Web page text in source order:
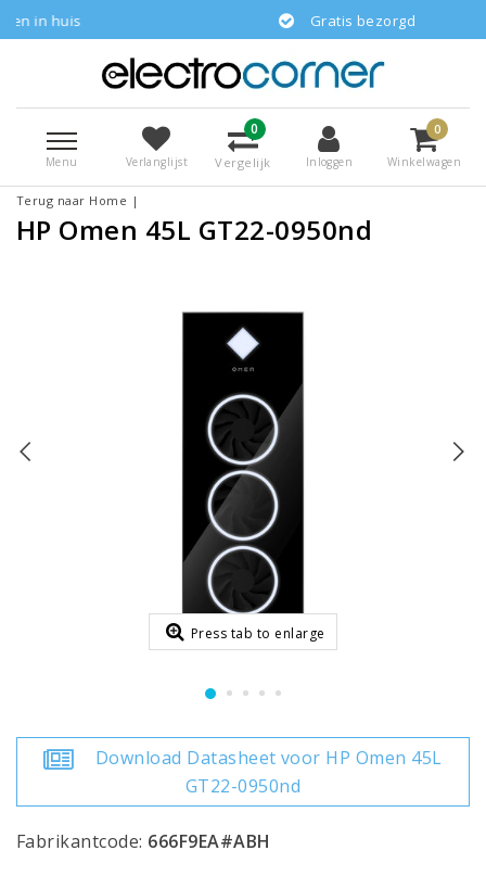
Gratis bezorgd
Menu Verlanglijst
0
Vergelijk Inloggen
0
Winkelwagen
Terug naar Home |
HP Omen 45L GT22-0950nd
Press tab to enlarge
Download Datasheet voor HP Omen 45L
GT22-0950nd
Fabrikantcode: 666F9EA#ABH